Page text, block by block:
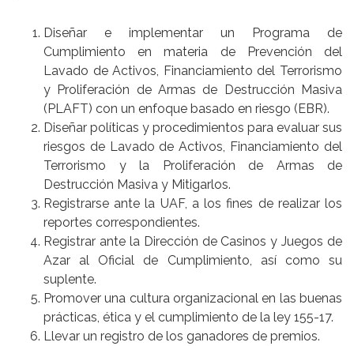
Diseñar e implementar un Programa de
Cumplimiento en materia de Prevención del
Lavado de Activos, Financiamiento del Terrorismo
y Proliferación de Armas de Destrucción Masiva
(PLAFT) con un enfoque basado en riesgo (EBR).
Diseñar políticas y procedimientos para evaluar sus
riesgos de Lavado de Activos, Financiamiento del
Terrorismo y la Proliferación de Armas de
Destrucción Masiva y Mitigarlos.
Registrarse ante la UAF, a los fines de realizar los
reportes correspondientes.
Registrar ante la Dirección de Casinos y Juegos de
Azar al Oficial de Cumplimiento, así como su
suplente.
Promover una cultura organizacional en las buenas
prácticas, ética y el cumplimiento de la ley 155-17.
Llevar un registro de los ganadores de premios.